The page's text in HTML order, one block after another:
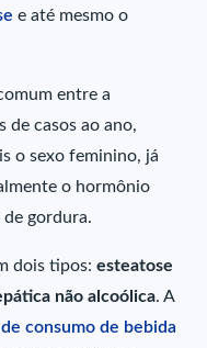
e até mesmo o
entre a
de casos ao ano,
o sexo feminino, já
o hormônio
gordura.
dois tipos:esteatose
não alcoólica. A
consumo de bebida